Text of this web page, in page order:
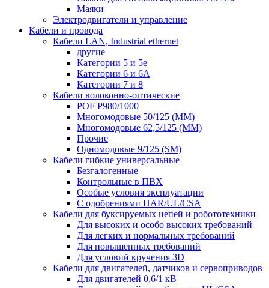
Маяки
Электродвигатели и управление
Кабели и провода
Кабели LAN, Industrial ethernet
другие
Категории 5 и 5е
Категории 6 и 6A
Категории 7 и 8
Кабели волоконно-оптические
POF P980/1000
Многомодовые 50/125 (ММ)
Многомодовые 62,5/125 (ММ)
Прочие
Одномодовые 9/125 (SM)
Кабели гибкие универсальные
Безгалогенные
Контрольные в ПВХ
Особые условия эксплуатации
С одобрениями HAR/UL/CSA
Кабели для буксируемых цепей и робототехники
Для высоких и особо высоких требований
Для легких и нормальных требований
Для повышенных требований
Для условий кручения 3D
Кабели для двигателей, датчиков и сервоприводов
Для двигателей 0,6/1 кВ